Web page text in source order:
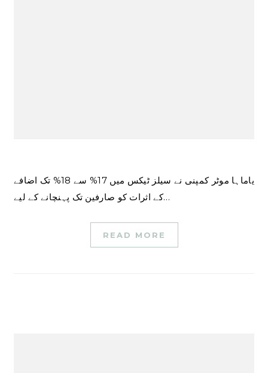
یاماہا موٹر کمپنی نے سیلز ٹیکس میں 17% سے 18% تک اضافے
کے اثرات کو صارفین تک پہنچانے کے لیے…
READ MORE